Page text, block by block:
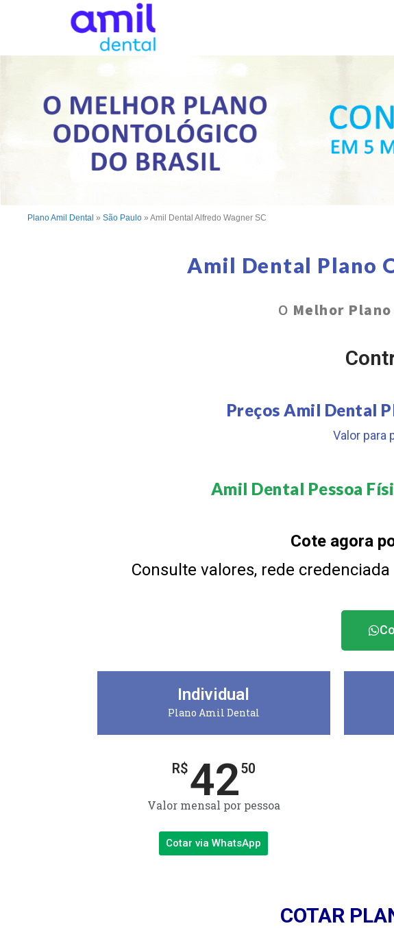
Plano Amil Dental » São Paulo » Amil Dental Alfredo Wagner SC
Amil Dental Plano
O Melhor
Preços Amil Dental
Valor para
Amil Dental Pessoa
Cote agora
Consulte valores, rede
Individual
Plano Amil Dental
R$4250
Valor mensal por pessoa
Cotar via WhatsApp
COTAR